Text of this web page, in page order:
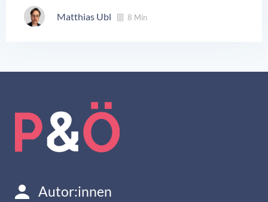
Matthias Ubl 8 Min
Autor:innen